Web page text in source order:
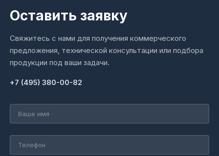
Оставить заявку
Свяжитесь с нами для получения коммерческого
предложения, технической консультации или подбора
продукции под ваши задачи.
+7 (495) 380-00-82